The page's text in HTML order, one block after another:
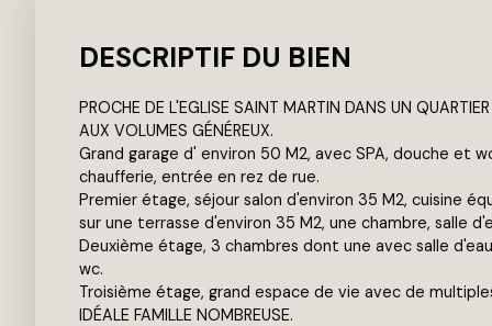
DESCRIPTIF DU BIEN
PROCHE DE L'EGLISE SAINT MARTIN DANS UN
AUX VOLUMES GÉNÉREUX.
Grand garage d' environ 50 M2, avec SPA, douche et
chaufferie, entrée en rez de rue.
Premier étage, séjour salon d'environ 35 M2, cuisine
sur une terrasse d'environ 35 M2, une chambre, salle
Deuxième étage, 3 chambres dont une avec salle
wc.
Troisième étage, grand espace de vie avec de
IDÉALE FAMILLE NOMBREUSE.